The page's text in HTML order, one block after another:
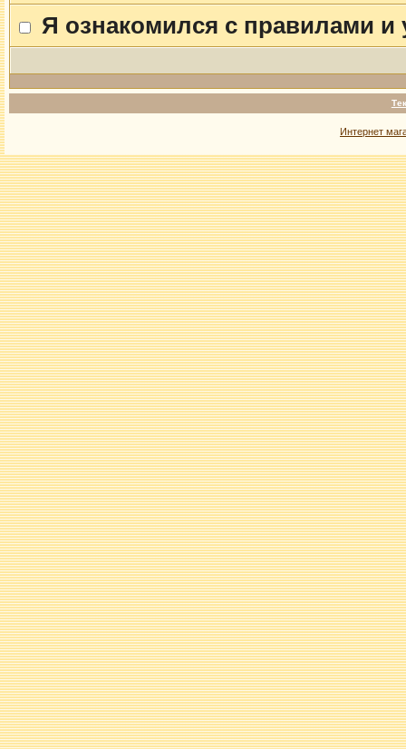
Я ознакомился с правилами
Интернет